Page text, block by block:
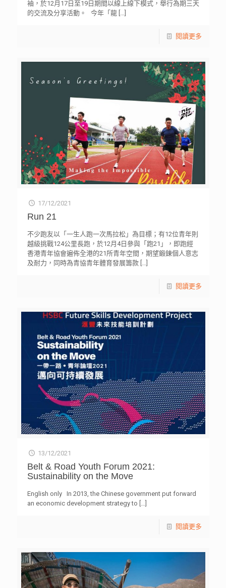
袖，於12月17日至19日期間以線上線下模式，舉行為期三天
的交流及分享活動。 今年「龍[…]
閱讀更多
17/12/2021
Run 21
不少跑友以「一生人跑一次馬拉松」為目標；有12位青年則
越級挑戰124公里長跑，於12月4日參與「跑21」，即跑經
香港青年協會遍佈全港的21所青年空間，期望鍛鍊個人意志
及耐力，同時為青協青年體育發展籌款[…]
閱讀更多
13/12/2021
Belt & Road Youth Forum 2021:
Sustainability on the Move
English only In 2013, the Chinese government put forward
an economic development strategy to […]
閱讀更多